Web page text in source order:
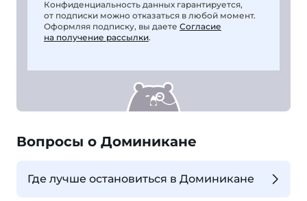
Конфиденциальность данных гарантируется,
от подписки можно отказаться в любой момент.
Оформляя подписку, вы даете Согласие
на получение рассылки.
Вопросы о Доминикане
Где лучше остановиться в Доминикане